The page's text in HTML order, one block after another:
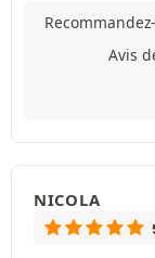
Avis
NICOLA